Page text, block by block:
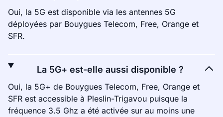
Oui, la 5G est disponible via les antennes 5G
déployées par Bouygues Telecom, Free, Orange et
SFR.
La 5G+ est-elle aussi disponible ?
Oui, la 5G+ de Bouygues Telecom, Free, Orange et
SFR est accessible à Pleslin-Trigavou puisque la
fréquence 3.5 Ghz a été activée sur au moins une